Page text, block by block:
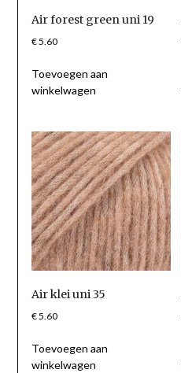
Air forest green uni 19
€5.60
Toevoegen aan
winkelwagen
Air klei uni 35
€5.60
Toevoegen aan
winkelwagen